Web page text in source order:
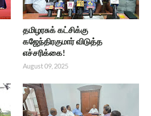
தமிழரசுக் கட்சிக்கு
கஜேந்திரகுமார் விடுத்த
எச்சரிக்கை!
August 09, 2025